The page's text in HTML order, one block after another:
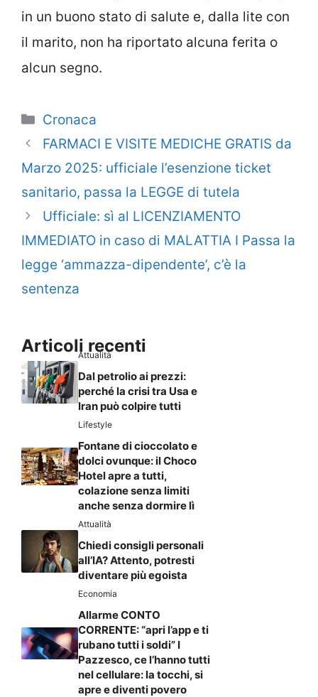
in un buono stato di salute e, dalla lite con
il marito, non ha riportato alcuna ferita o
alcun segno.
Categorie
Cronaca
FARMACI E VISITE MEDICHE GRATIS da
Marzo 2025: ufficiale l’esenzione ticket
sanitario, passa la LEGGE di tutela
Ufficiale: sì al LICENZIAMENTO
IMMEDIATO in caso di MALATTIA I Passa la
legge ‘ammazza-dipendente’, c’è la
sentenza
Articoli recenti
Attualità
Dal petrolio ai prezzi:
perché la crisi tra Usa e
Iran può colpire tutti
Lifestyle
Fontane di cioccolato e
dolci ovunque: il Choco
Hotel apre a tutti,
colazione senza limiti
anche senza dormire lì
Attualità
Chiedi consigli personali
all’IA? Attento, potresti
diventare più egoista
Economia
Allarme CONTO
CORRENTE: “apri l’app e ti
rubano tutti i soldi” I
Pazzesco, ce l’hanno tutti
nel cellulare: la tocchi, si
apre e diventi povero